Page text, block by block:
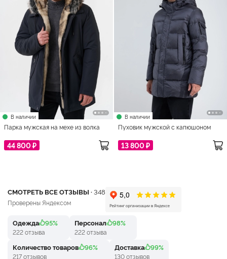
В наличии
Парка мужская на мехе из волка
44 800 ₽
В наличии
Пуховик мужской с капюшоном
13 800 ₽
СМОТРЕТЬ ВСЕ ОТЗЫВЫ · 348
Проверены Яндексом
Одежда 95%
222 отзыва
Персонал 98%
222 отзыва
Количество товаров 96%
217 отзывов
Доставка 99%
130 отзывов